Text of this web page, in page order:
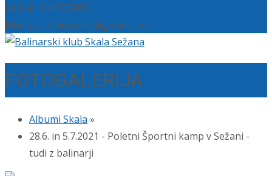
Call us : 041536993
Mail us : ervin.ozbic@gmail.com
FOTOGALERIJA
Albumi Skala »
28.6. in 5.7.2021 - Poletni Športni kamp v Sežani -
tudi z balinarji